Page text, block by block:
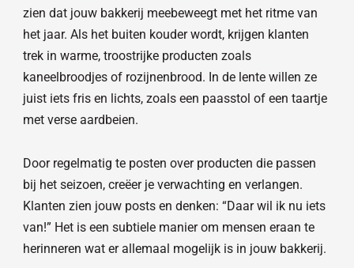
zien dat jouw bakkerij meebeweegt met het ritme van
het jaar. Als het buiten kouder wordt, krijgen klanten
trek in warme, troostrijke producten zoals
kaneelbroodjes of rozijnenbrood. In de lente willen ze
juist iets fris en lichts, zoals een paasstol of een taartje
met verse aardbeien.
Door regelmatig te posten over producten die passen
bij het seizoen, creëer je verwachting en verlangen.
Klanten zien jouw posts en denken: “Daar wil ik nu iets
van!” Het is een subtiele manier om mensen eraan te
herinneren wat er allemaal mogelijk is in jouw bakkerij.